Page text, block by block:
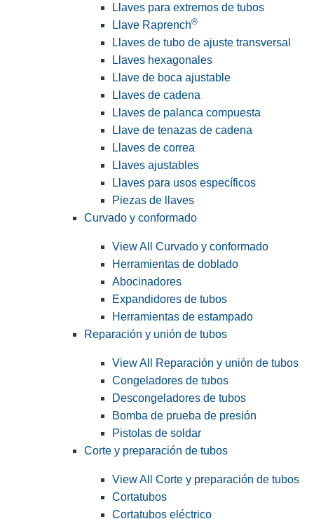
Llaves para extremos de tubos
Llave Raprench®
Llaves de tubo de ajuste transversal
Llaves hexagonales
Llave de boca ajustable
Llaves de cadena
Llaves de palanca compuesta
Llave de tenazas de cadena
Llaves de correa
Llaves ajustables
Llaves para usos específicos
Piezas de llaves
Curvado y conformado
View All Curvado y conformado
Herramientas de doblado
Abocinadores
Expandidores de tubos
Herramientas de estampado
Reparación y unión de tubos
View All Reparación y unión de tubos
Congeladores de tubos
Descongeladores de tubos
Bomba de prueba de presión
Pistolas de soldar
Corte y preparación de tubos
View All Corte y preparación de tubos
Cortatubos
Cortatubos eléctrico